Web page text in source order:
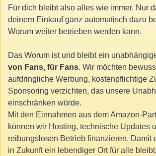
Für dich bleibt also alles wie immer. Nur
deinem Einkauf ganz automatisch dazu
Worum weiter betrieben werden kann.
Das Worum ist und bleibt ein
von Fans, für Fans. Wir möchten
aufdringliche Werbung, kostenpflichtige
Sponsoring verzichten, das unsere
einschränken würde.
Mit den Einnahmen aus dem Amazon-
können wir Hosting, technische Updates
reibungslosen Betrieb finanzieren. Damit
in Zukunft ein lebendiger Ort für alle